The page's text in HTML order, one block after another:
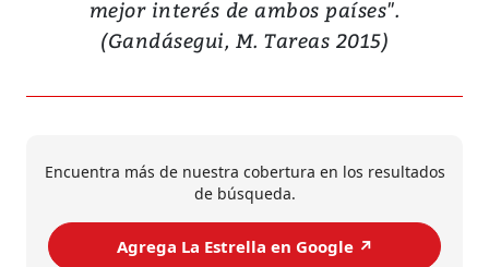
mejor interés de ambos países".
(Gandásegui, M. Tareas 2015)
Encuentra más de nuestra cobertura en los resultados
de búsqueda.
Agrega La Estrella en Google ↗️